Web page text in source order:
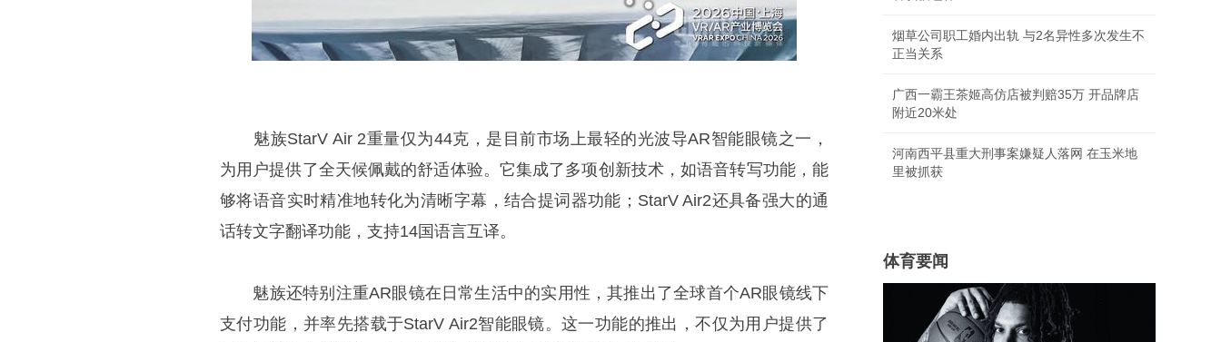
魅族StarV Air 2重量仅为44克，是目前市场上最轻的光波导AR智能眼镜之一，
为用户提供了全天候佩戴的舒适体验。它集成了多项创新技术，如语音转写功能，能
够将语音实时精准地转化为清晰字幕，结合提词器功能；StarV Air2还具备强大的通
话转文字翻译功能，支持14国语言互译。
魅族还特别注重AR眼镜在日常生活中的实用性，其推出了全球首个AR眼镜线下
支付功能，并率先搭载于StarV Air2智能眼镜。这一功能的推出，不仅为用户提供了
烟草公司职工婚内出轨 与2名异性多次发生不
正当关系
广西一霸王茶姬高仿店被判赔35万 开品牌店
附近20米处
河南西平县重大刑事案嫌疑人落网 在玉米地
里被抓获
体育要闻